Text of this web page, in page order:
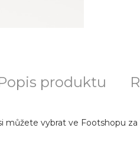
produktu
můžete vybrat ve Footshopu